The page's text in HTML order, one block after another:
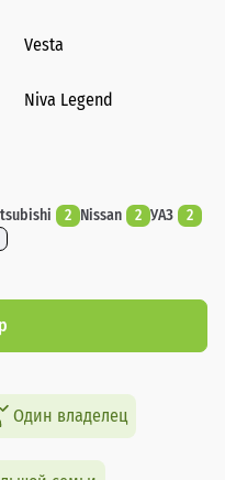
Vesta
Niva Legend
2 Nissan 2 УАЗ
2
Один владелец